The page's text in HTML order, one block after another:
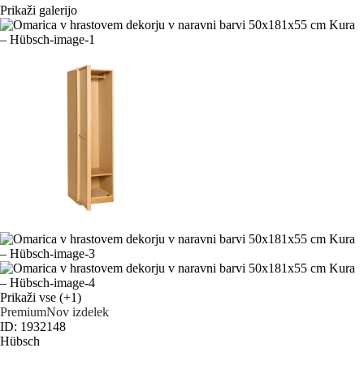
Prikaži galerijo
Prikaži vse (+1)
PremiumNov izdelek
ID: 1932148
Hübsch